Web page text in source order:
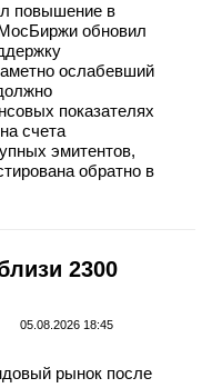
повышение в
обновил
ослабевший
показателях
счета
эмитентов,
обратно в
2300
05.08.2026 18:45
рынок после